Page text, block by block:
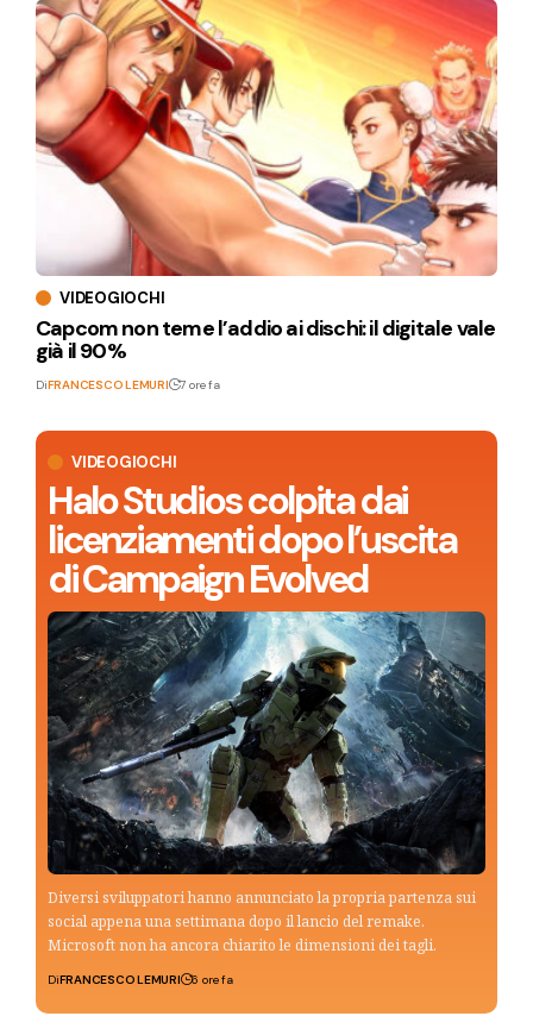
VIDEOGIOCHI
Halo Studios colpita dai
licenziamenti dopo l’uscita
di Campaign Evolved
Diversi sviluppatori hanno annunciato la propria partenza sui
social appena una settimana dopo il lancio del remake.
Microsoft non ha ancora chiarito le dimensioni dei tagli.
DiFRANCESCO LEMURI 6 ore fa
VIDEOGIOCHI
Capcom non teme l’addio ai dischi: il digitale vale
già il 90%
DiFRANCESCO LEMURI 7 ore fa